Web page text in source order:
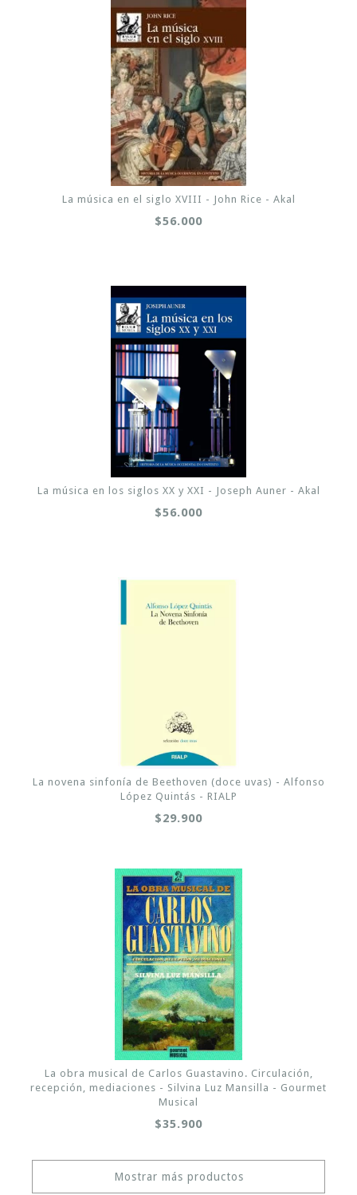
La música en el siglo XVIII - John Rice - Akal
$56.000
La música en los siglos XX y XXI - Joseph Auner - Akal
$56.000
La novena sinfonía de Beethoven (doce uvas) - Alfonso
López Quintás - RIALP
$29.900
La obra musical de Carlos Guastavino. Circulación,
recepción, mediaciones - Silvina Luz Mansilla - Gourmet
Musical
$35.900
Mostrar más productos